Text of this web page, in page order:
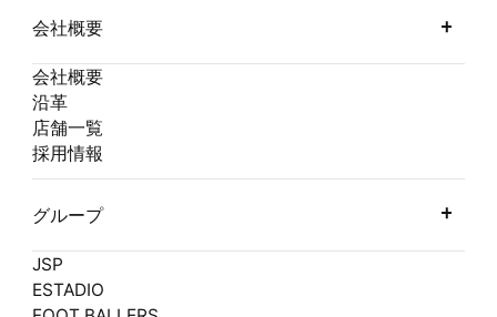
会社概要
会社概要
沿革
店舗一覧
採用情報
グループ
JSP
ESTADIO